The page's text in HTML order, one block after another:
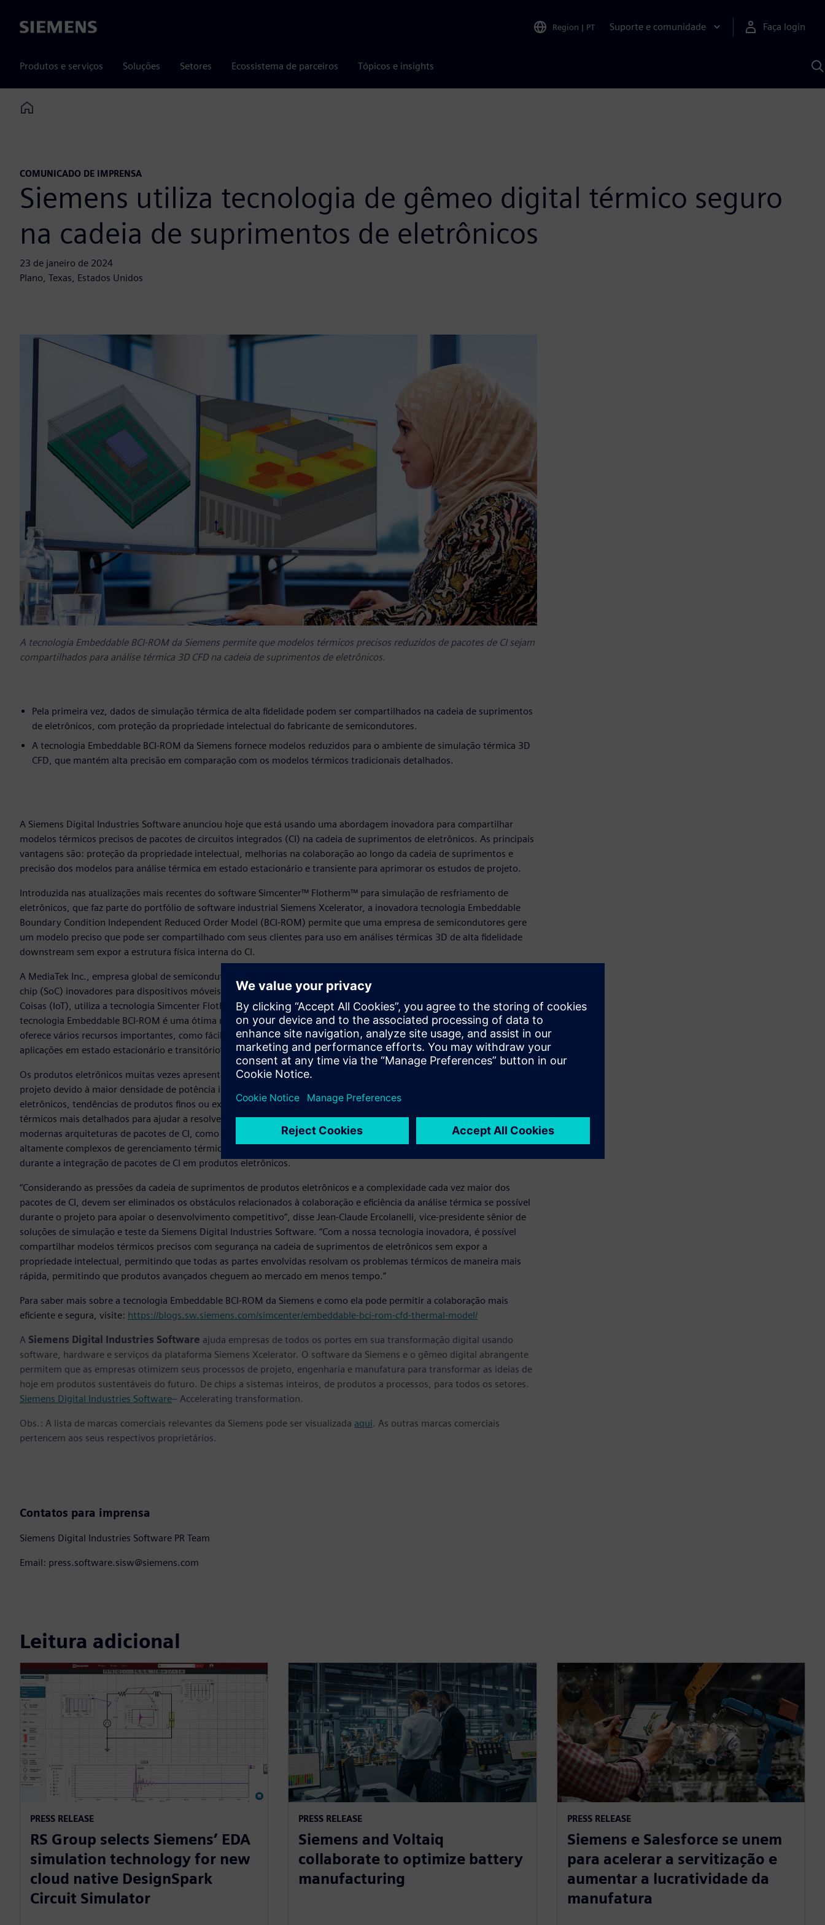
Siemens Region | PT Suporte e comunidade Faça login
Produtos e serviços Soluções Setores Ecossistema de parceiros Tópicos e insights
Home
COMUNICADO DE IMPRENSA
Siemens utiliza tecnologia de gêmeo digital térmico seguro
na cadeia de suprimentos de eletrônicos
23 de janeiro de 2024
Plano, Texas, Estados Unidos
A tecnologia Embeddable BCI-ROM da Siemens permite que modelos térmicos precisos reduzidos de pacotes de CI sejam
compartilhados para análise térmica 3D CFD na cadeia de suprimentos de eletrônicos.
Pela primeira vez, dados de simulação térmica de alta fidelidade podem ser compartilhados na cadeia de suprimentos
de eletrônicos, com proteção da propriedade intelectual do fabricante de semicondutores.
A tecnologia Embeddable BCI-ROM da Siemens fornece modelos reduzidos para o ambiente de simulação térmica 3D
CFD, que mantém alta precisão em comparação com os modelos térmicos tradicionais detalhados.
A Siemens Digital Industries Software anunciou hoje que está usando uma abordagem inovadora para compartilhar
modelos térmicos precisos de pacotes de circuitos integrados (CI) na cadeia de suprimentos de eletrônicos. As principais
vantagens são: proteção da propriedade intelectual, melhorias na colaboração ao longo da cadeia de suprimentos e
precisão dos modelos para análise térmica em estado estacionário e transiente para aprimorar os estudos de projeto.
Introduzida nas atualizações mais recentes do software Simcenter™ Flotherm™ para simulação de resfriamento de
eletrônicos, que faz parte do portfólio de software industrial Siemens Xcelerator, a inovadora tecnologia Embeddable
Boundary Condition Independent Reduced Order Model (BCI-ROM) permite que uma empresa de semicondutores gere
um modelo preciso que pode ser compartilhado com seus clientes para uso em análises térmicas 3D de alta fidelidade
downstream sem expor a estrutura física interna do CI.
A MediaTek Inc., empresa global de semicondutores sem fábrica (fabless) e líder no desenvolvimento de sistemas em
chip (SoC) inovadores para dispositivos móveis, produtos de entretenimento doméstico, de conectividade e Internet das
Coisas (IoT), utiliza a tecnologia Simcenter Flotherm para aumentar a eficiência de sua colaboração com os clientes. “A
tecnologia Embeddable BCI-ROM é uma ótima maneira de compartilhar os nossos modelos térmicos com os clientes. Ela
oferece vários recursos importantes, como fácil geração, confidencialidade, baixa taxa de erros e adequação para
aplicações em estado estacionário e transitório”, disse Jimmy Lin, gerente técnico da MediaTek Inc.
Os produtos eletrônicos muitas vezes apresentam problemas de dissipação de calor que devem ser resolvidos durante o
projeto devido à maior densidade de potência influenciada pela miniaturização de pacotes de semicondutores e sistemas
eletrônicos, tendências de produtos finos ou exigências de processamento. Com isso, cresce a necessidade de modelos
térmicos mais detalhados para ajudar a resolver tarefas do projeto de gerenciamento térmico. Cada vez mais, as
modernas arquiteturas de pacotes de CI, como 2,5D, 3D IC ou projetos baseados em chiplet, apresentam desafios
altamente complexos de gerenciamento térmico que exigem simulação térmica 3D durante o seu desenvolvimento e
durante a integração de pacotes de CI em produtos eletrônicos.
“Considerando as pressões da cadeia de suprimentos de produtos eletrônicos e a complexidade cada vez maior dos
pacotes de CI, devem ser eliminados os obstáculos relacionados à colaboração e eficiência da análise térmica se possível
durante o projeto para apoiar o desenvolvimento competitivo”, disse Jean-Claude Ercolanelli, vice-presidente sênior de
soluções de simulação e teste da Siemens Digital Industries Software. “Com a nossa tecnologia inovadora, é possível
compartilhar modelos térmicos precisos com segurança na cadeia de suprimentos de eletrônicos sem expor a
propriedade intelectual, permitindo que todas as partes envolvidas resolvam os problemas térmicos de maneira mais
rápida, permitindo que produtos avançados cheguem ao mercado em menos tempo.”
Para saber mais sobre a tecnologia Embeddable BCI-ROM da Siemens e como ela pode permitir a colaboração mais
eficiente e segura, visite: https://blogs.sw.siemens.com/simcenter/embeddable-bci-rom-cfd-thermal-model/
A Siemens Digital Industries Software ajuda empresas de todos os portes em sua transformação digital usando
software, hardware e serviços da plataforma Siemens Xcelerator. O software da Siemens e o gêmeo digital abrangente
permitem que as empresas otimizem seus processos de projeto, engenharia e manufatura para transformar as ideias de
hoje em produtos sustentáveis do futuro. De chips a sistemas inteiros, de produtos a processos, para todos os setores.
Siemens Digital Industries Software– Accelerating transformation.
Obs.: A lista de marcas comerciais relevantes da Siemens pode ser visualizada aqui. As outras marcas comerciais
pertencem aos seus respectivos proprietários.
Contatos para imprensa
Siemens Digital Industries Software PR Team
Email: press.software.sisw@siemens.com
Leitura adicional
PRESS RELEASE
RS Group selects Siemens’ EDA
simulation technology for new
cloud native DesignSpark
Circuit Simulator
PRESS RELEASE
Siemens and Voltaiq
collaborate to optimize battery
manufacturing
PRESS RELEASE
Siemens e Salesforce se unem
para acelerar a servitização e
aumentar a lucratividade da
manufatura